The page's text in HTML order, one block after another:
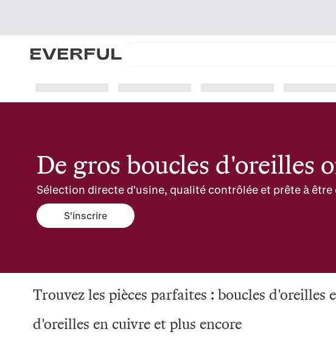
De gros boucles d'oreilles
Sélection directe d'usine, qualité contrôlée et prête à être
S'inscrire
Trouvez les pièces parfaites : boucles
d'oreilles en cuivre et plus encore